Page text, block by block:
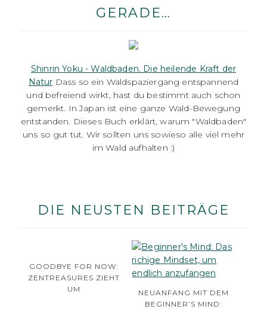
GERADE…
Shinrin Yoku - Waldbaden. Die heilende Kraft der
Natur Dass so ein Waldspaziergang entspannend
und befreiend wirkt, hast du bestimmt auch schon
gemerkt. In Japan ist eine ganze Wald-Bewegung
entstanden. Dieses Buch erklärt, warum "Waldbaden"
uns so gut tut. Wir sollten uns sowieso alle viel mehr
im Wald aufhalten :)
DIE NEUSTEN BEITRÄGE
GOODBYE FOR NOW:
ZENTREASURES ZIEHT
UM
NEUANFANG MIT DEM
BEGINNER’S MIND: